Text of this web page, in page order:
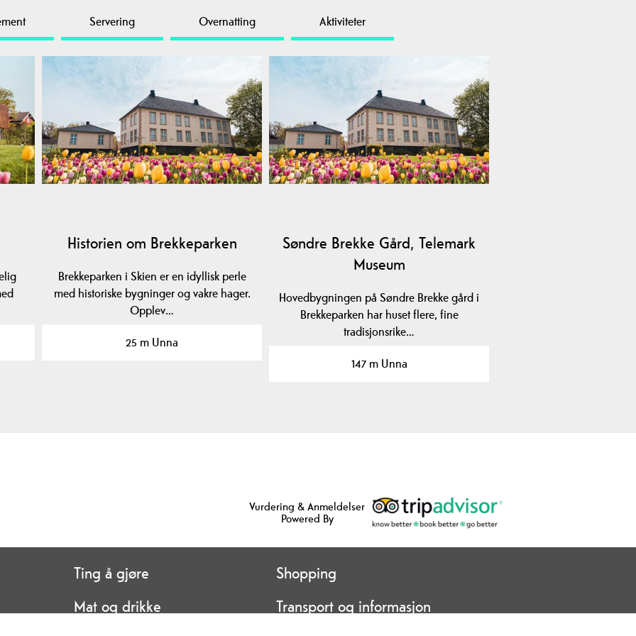
Servering Overnatting Aktiviteter
Historien om Brekkeparken
Brekkeparken i Skien er en idyllisk perle
med historiske bygninger og vakre hager.
Opplev…
25 m Unna
Søndre Brekke Gård, Telemark
Museum
Hovedbygningen på Søndre Brekke gård i
Brekkeparken har huset flere, fine
tradisjonsrike…
147 m Unna
Vurdering & Anmeldelser
Powered By
Ting å gjøre
Shopping
Mat og drikke
Transport og informasjon